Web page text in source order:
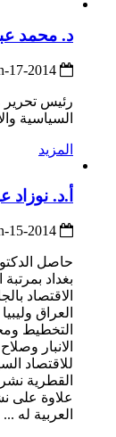
د. محمد
رئيس تحرير
السياسية
المزيد
أ.د. نوزاد
حاصل
بغداد
الاقتصاد
العراق
التخطيط
الانبار
للاقتصاد
العربية له ...